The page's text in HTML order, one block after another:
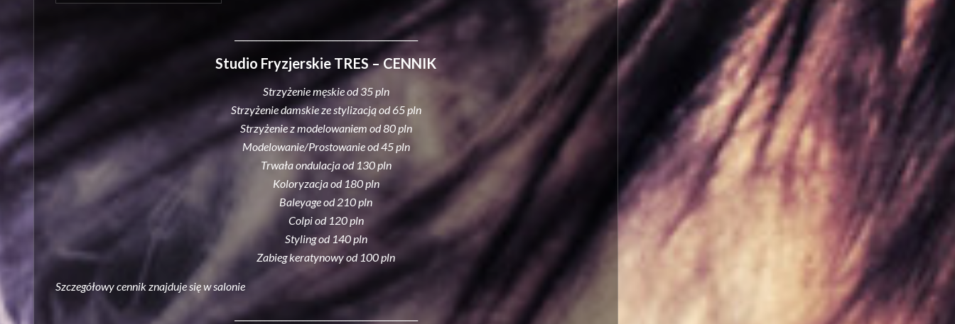
___________________________________________
Studio Fryzjerskie TRES – CENNIK
Strzyżenie męskie od 35 pln
Strzyżenie damskie ze stylizacją od 65 pln
Strzyżenie z modelowaniem od 80 pln
Modelowanie/Prostowanie od 45 pln
Trwała ondulacja od 130 pln
Koloryzacja od 180 pln
Baleyage od 210 pln
Colpi od 120 pln
Styling od 140 pln
Zabieg keratynowy od 100 pln
Szczegółowy cennik znajduje się w salonie
___________________________________________